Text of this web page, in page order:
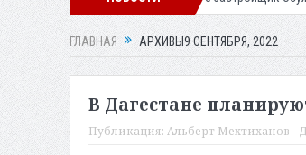
ГЛАВНАЯ АРХИВЫ9 СЕНТЯБРЯ, 2022
В Дагестане
Публикация: Альберт Мехтиханов